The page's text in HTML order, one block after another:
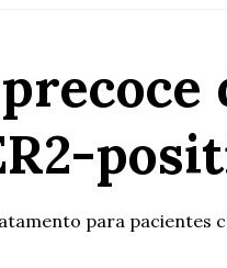
para pacientes